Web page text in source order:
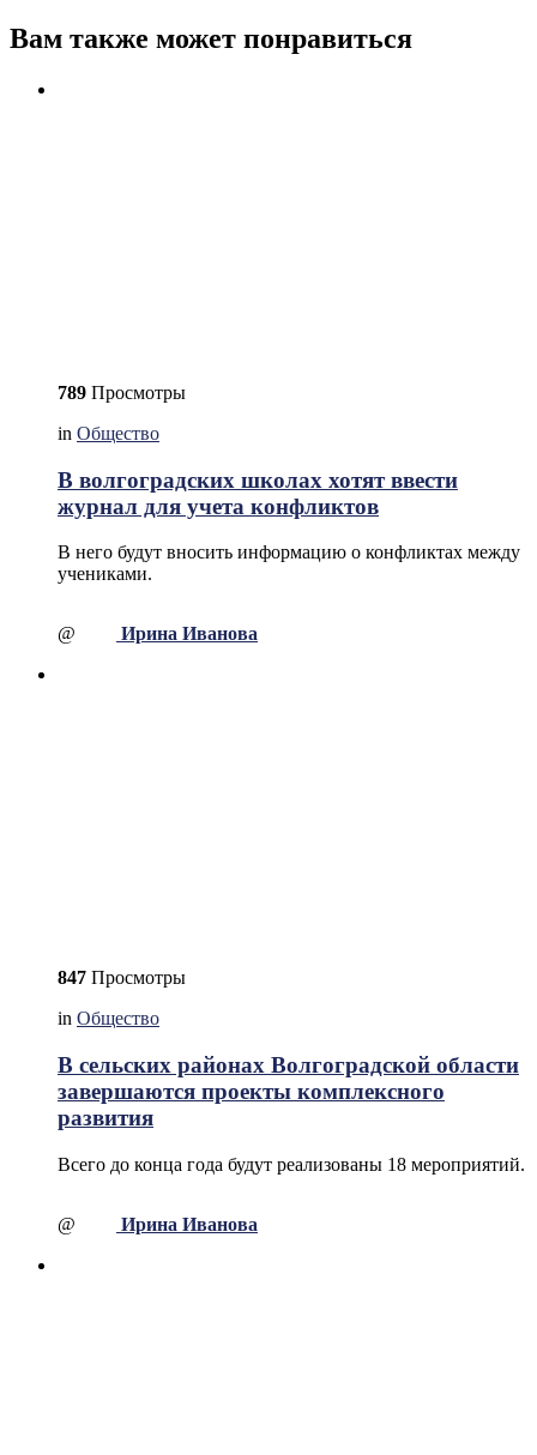
Вам также может понравиться
789 Просмотры
in Общество
В волгоградских школах хотят ввести
журнал для учета конфликтов
В него будут вносить информацию о конфликтах между
учениками.
@ Ирина Иванова
847 Просмотры
in Общество
В сельских районах Волгоградской области
завершаются проекты комплексного
развития
Всего до конца года будут реализованы 18 мероприятий.
@ Ирина Иванова